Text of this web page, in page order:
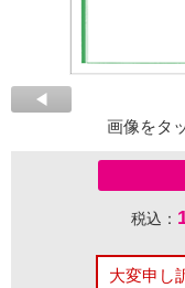
画像をタ
税込：
大変申し